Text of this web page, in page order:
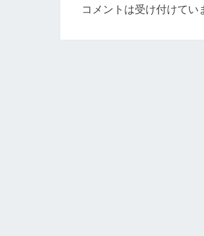
ョ
コメントは受け付けてい